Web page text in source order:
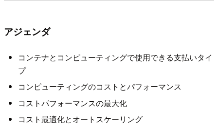
アジェンダ
コンテナとコンピューティングで使用できる支払いタイ
プ
コンピューティングのコストとパフォーマンス
コストパフォーマンスの最大化
コスト最適化とオートスケーリング